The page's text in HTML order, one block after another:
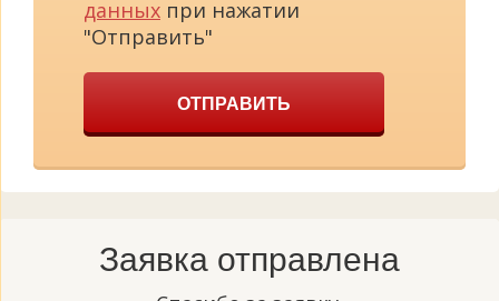
данных при нажатии
"Отправить"
ОТПРАВИТЬ
Заявка отправлена